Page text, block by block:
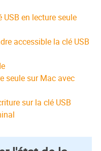
USB en lecture seule
accessible la clé USB
seule sur Mac avec
sur la clé USB